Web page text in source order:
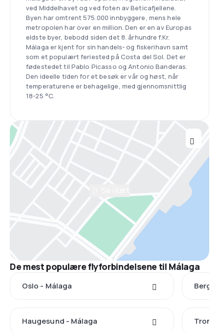
ved Middelhavet og ved foten av Beticafjellene.
Byen har omtrent 575.000 innbyggere, mens hele
metropolen har over en million. Den er en av Europas
eldste byer, bebodd siden det 8. århundre f.Kr.
Málaga er kjent for sin handels- og fiskerihavn samt
som et populært feriested på Costa del Sol. Det er
fødestedet til Pablo Picasso og Antonio Banderas.
Den ideelle tiden for et besøk er vår og høst, når
temperaturene er behagelige, med gjennomsnittlig
18-25 °C.
De mest populære flyforbindelsene til Málaga
Oslo - Málaga
Haugesund - Málaga